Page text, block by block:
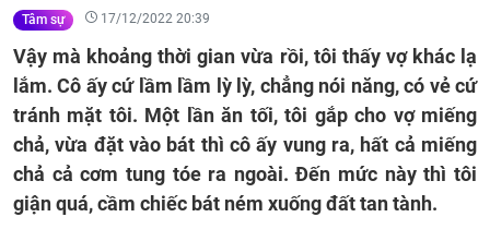
Tâm sự 17/12/2022 20:39
Vậy mà khoảng thời gian vừa rồi, tôi thấy vợ khác lạ
lắm. Cô ấy cứ lầm lầm lỳ lỳ, chẳng nói năng, có vẻ cứ
tránh mặt tôi. Một lần ăn tối, tôi gắp cho vợ miếng
chả, vừa đặt vào bát thì cô ấy vung ra, hất cả miếng
chả cả cơm tung tóe ra ngoài. Đến mức này thì tôi
giận quá, cầm chiếc bát ném xuống đất tan tành.